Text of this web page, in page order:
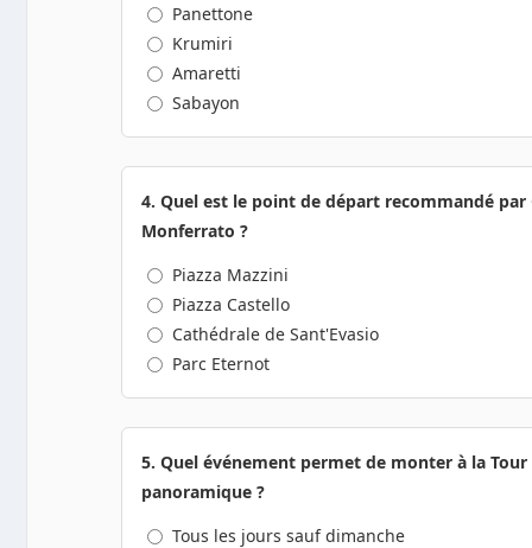
Panettone
Krumiri
Amaretti
Sabayon
4. Quel est le point de départ recommandé par
Monferrato ?
Piazza Mazzini
Piazza Castello
Cathédrale de Sant'Evasio
Parc Eternot
5. Quel événement permet de monter à la
panoramique ?
Tous les jours sauf dimanche